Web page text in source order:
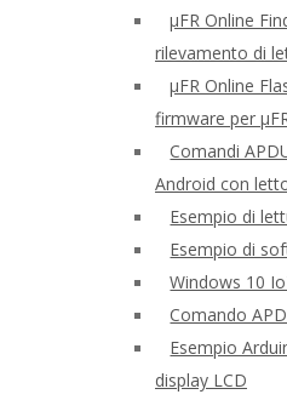
μFR Online
rilevamento di
μFR Online
firmware per
Comandi
Android con
Esempio di
Esempio di
Windows 10
Comando
Esempio
display LCD